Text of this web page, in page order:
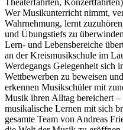
Wer Musikunterricht nimmt,
Wahrnehmung, lernt
und Übungstiefs zu
Lern- und Lebensbereiche
an der Kreismusikschule im
Werdegangs Gelegenheit sich
Wettbewerben zu beweisen
erkennen Musikschüler mit
Musik ihren Alltag bereichert
musikalische Lernen mit sich
gesamte Team von Andreas